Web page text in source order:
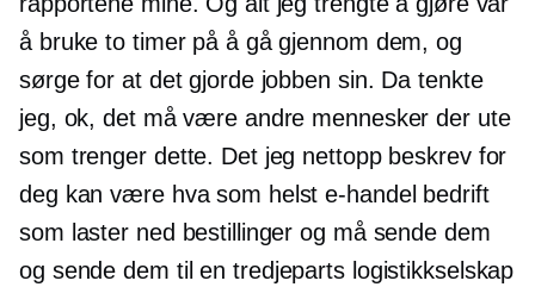
å bruke to timer på å gå gjennom dem, og
sørge for at det gjorde jobben sin. Da tenkte
jeg, ok, det må være andre mennesker der ute
som trenger dette. Det jeg nettopp beskrev for
deg kan være hva som helste-handel bedrift
som laster ned bestillinger og må sende dem
og sende dem til en tredjepartslogistikkselskap